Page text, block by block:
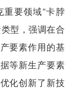
要领域“卡脖
型，强调在合
要素作用的基
等新生产要素
化创新了新技